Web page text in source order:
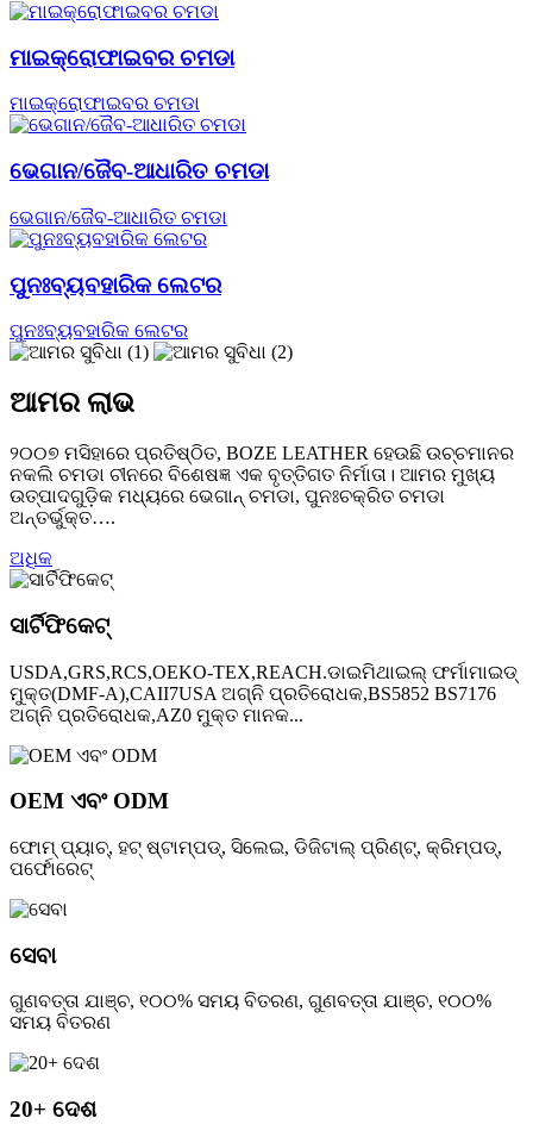
ମାଇକ୍ରୋଫାଇବର ଚମଡା
ମାଇକ୍ରୋଫାଇବର ଚମଡା
ଭେଗାନ/ଜୈବ-ଆଧାରିତ ଚମଡା
ଭେଗାନ/ଜୈବ-ଆଧାରିତ ଚମଡା
ପୁନଃବ୍ୟବହାରିକ ଲେଟର
ପୁନଃବ୍ୟବହାରିକ ଲେଟର
ଆମର ଲାଭ
୨୦୦୭ ମସିହାରେ ପ୍ରତିଷ୍ଠିତ, BOZE LEATHER ହେଉଛି ଉଚ୍ଚମାନର
ନକଲି ଚମଡା ଚୀନରେ ବିଶେଷଜ୍ଞ ଏକ ବୃତ୍ତିଗତ ନିର୍ମାତା। ଆମର ମୁଖ୍ୟ
ଉତ୍ପାଦଗୁଡ଼ିକ ମଧ୍ୟରେ ଭେଗାନ୍ ଚମଡା, ପୁନଃଚକ୍ରିତ ଚମଡା
ଅନ୍ତର୍ଭୁକ୍ତ….
ଅଧିକ
ସାର୍ଟିଫିକେଟ୍
USDA,GRS,RCS,OEKO-TEX,REACH.ଡାଇମିଥାଇଲ୍ ଫର୍ମାମାଇଡ୍
ମୁକ୍ତ(DMF-A),CAII7USA ଅଗ୍ନି ପ୍ରତିରୋଧକ,BS5852 BS7176
ଅଗ୍ନି ପ୍ରତିରୋଧକ,AZ0 ମୁକ୍ତ ମାନକ...
OEM ଏବଂ ODM
ଫୋମ୍ ପ୍ୟାଚ୍, ହଟ୍ ଷ୍ଟାମ୍ପଡ୍, ସିଲେଇ, ଡିଜିଟାଲ୍ ପ୍ରିଣ୍ଟ୍, କ୍ରିମ୍ପଡ୍,
ପର୍ଫୋରେଟ୍
ସେବା
ଗୁଣବତ୍ତା ଯାଞ୍ଚ, ୧୦୦% ସମୟ ବିତରଣ, ଗୁଣବତ୍ତା ଯାଞ୍ଚ, ୧୦୦%
ସମୟ ବିତରଣ
20+ ଦେଶ